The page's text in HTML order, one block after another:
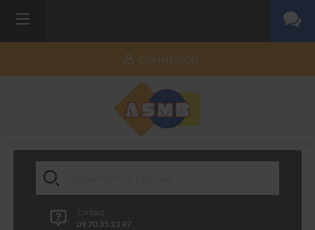
CONNEXION
Contact
09 70 35 23 97